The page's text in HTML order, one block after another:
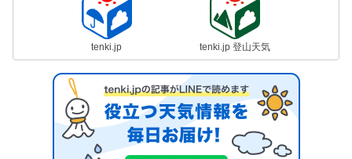
tenki.jp tenki.jp 登山天気